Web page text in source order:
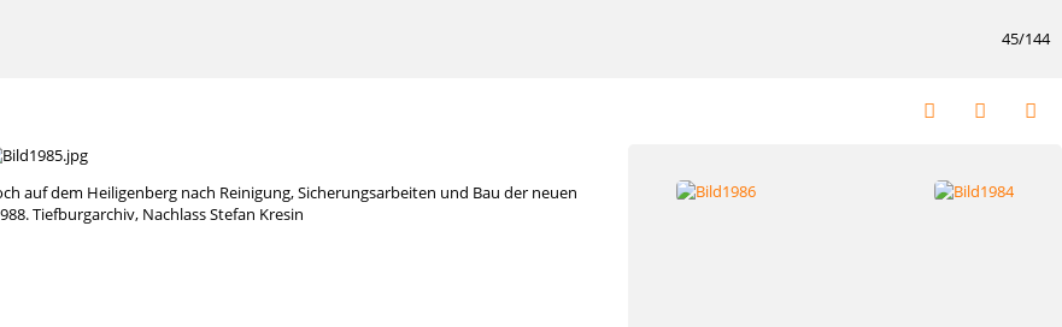
45/144
auf dem Heiligenberg nach Reinigung, Sicherungsarbeiten und Bau der neuen
Tiefburgarchiv, Nachlass Stefan Kresin